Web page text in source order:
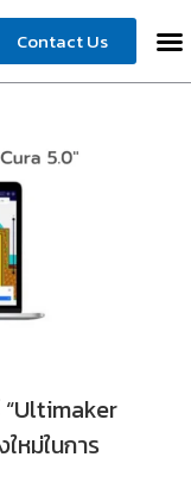
Contact Us
หม่ในการ